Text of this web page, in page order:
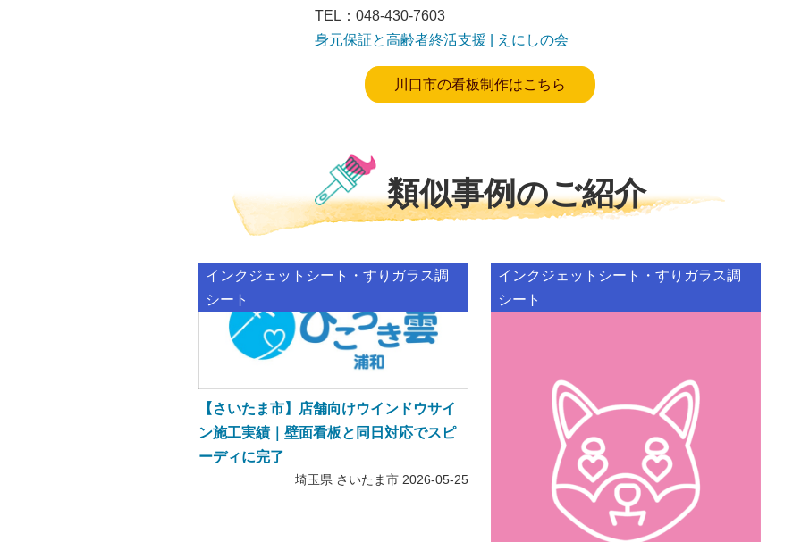
TEL：048-430-7603
身元保証と高齢者終活支援 | えにしの会
川口市の看板制作はこちら
類似事例のご紹介
インクジェットシート・すりガラス調
シート
【さいたま市】店舗向けウインドウサイ
ン施工実績｜壁面看板と同日対応でスピ
ーディに完了
埼玉県 さいたま市 2026-05-25
インクジェットシート・すりガラス調
シート